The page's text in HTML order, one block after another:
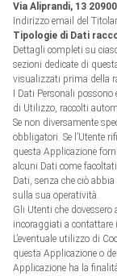
Via Aliprandi, 13
Indirizzo email del
Tipologie di Dati
Dettagli completi su
sezioni dedicate di
visualizzati prima della
I Dati Personali
di Utilizzo, raccolti
Se non diversamente
obbligatori. Se l’Utente
questa Applicazione
alcuni Dati come
Dati, senza che ciò
sulla sua operatività.
Gli Utenti che
incoraggiati a contattare
L’eventuale utilizzo di
questa Applicazione o
Applicazione ha la